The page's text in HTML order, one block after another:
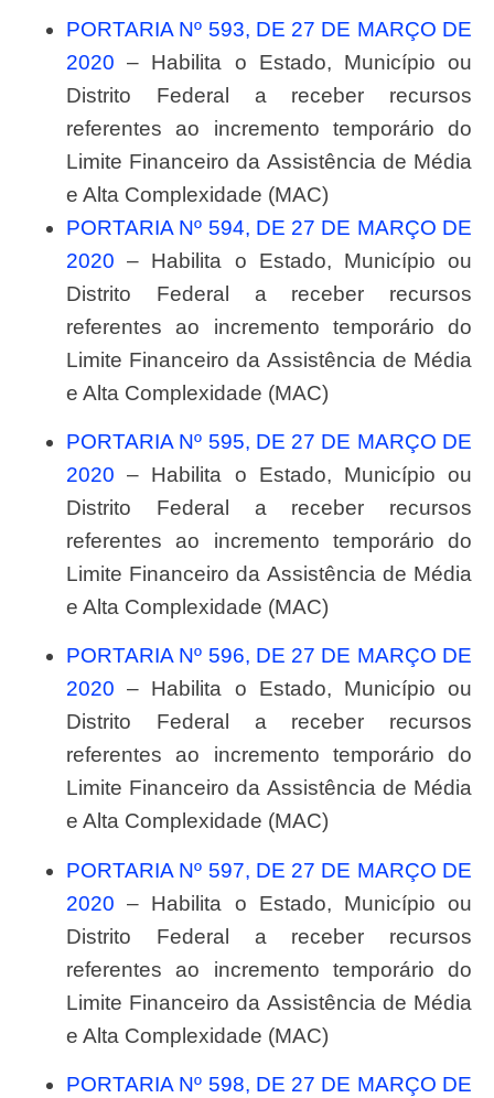
PORTARIA Nº 593, DE 27 DE MARÇO DE
2020 – Habilita o Estado, Município ou
Distrito Federal a receber recursos
referentes ao incremento temporário do
Limite Financeiro da Assistência de Média
e Alta Complexidade (MAC)
PORTARIA Nº 594, DE 27 DE MARÇO DE
2020 – Habilita o Estado, Município ou
Distrito Federal a receber recursos
referentes ao incremento temporário do
Limite Financeiro da Assistência de Média
e Alta Complexidade (MAC)
PORTARIA Nº 595, DE 27 DE MARÇO DE
2020 – Habilita o Estado, Município ou
Distrito Federal a receber recursos
referentes ao incremento temporário do
Limite Financeiro da Assistência de Média
e Alta Complexidade (MAC)
PORTARIA Nº 596, DE 27 DE MARÇO DE
2020 – Habilita o Estado, Município ou
Distrito Federal a receber recursos
referentes ao incremento temporário do
Limite Financeiro da Assistência de Média
e Alta Complexidade (MAC)
PORTARIA Nº 597, DE 27 DE MARÇO DE
2020 – Habilita o Estado, Município ou
Distrito Federal a receber recursos
referentes ao incremento temporário do
Limite Financeiro da Assistência de Média
e Alta Complexidade (MAC)
PORTARIA Nº 598, DE 27 DE MARÇO DE